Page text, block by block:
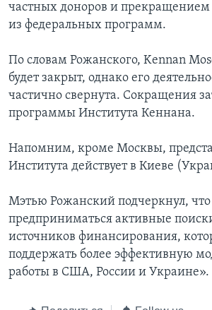
частных доноров и прекращением
из федеральных программ.
По словам Рожанского, Kennan
будет закрыт, однако его
частично свернута. Сокращения
программы Института Кеннана.
Напомним, кроме Москвы,
Института действует в Киеве
Мэтью Рожанский подчеркнул, что
предприниматься активные
источников финансирования,
поддержать более эффективную
работы в США, России и Украине».